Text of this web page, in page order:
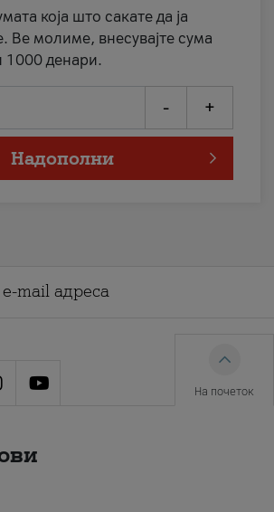
која што сакате да ја
Ве молиме, внесувајте сума
1000 денари.
- +
Надополни
На почеток